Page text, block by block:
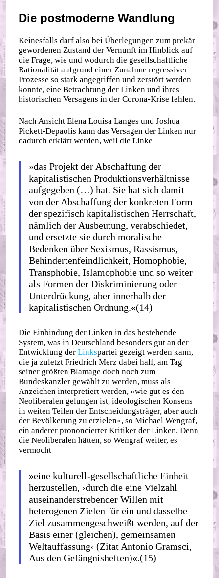
Die postmoderne Wandlung
Keinesfalls darf also bei Überlegungen zum prekär
gewordenen Zustand der Vernunft im Hinblick auf
die Frage, wie und wodurch die gesellschaftliche
Rationalität aufgrund einer Zunahme regressiver
Prozesse so stark angegriffen und zerstört werden
konnte, eine Betrachtung der Linken und ihres
historischen Versagens in der Corona‐​Krise fehlen.
Nach Ansicht Elena Louisa Langes und Joshua
Pickett‐​Depaolis kann das Versagen der Linken nur
dadurch erklärt werden, weil die Linke
»das Projekt der Abschaffung der
kapitalistischen Produktionsverhältnisse
aufgegeben (…) hat. Sie hat sich damit
von der Abschaffung der konkreten Form
der spezifisch kapitalistischen Herrschaft,
nämlich der Ausbeutung, verabschiedet,
und ersetzte sie durch moralische
Bedenken über Sexismus, Rassismus,
Behindertenfeindlichkeit, Homophobie,
Transphobie, Islamophobie und so weiter
als Formen der Diskriminierung oder
Unterdrückung, aber innerhalb der
kapitalistischen Ordnung.«(14)
Die Einbindung der Linken in das bestehende
System, was in Deutschland besonders gut an der
Entwicklung derLinkspartei gezeigt werden kann,
die ja zuletzt Friedrich Merz dabei half, am Tag
seiner größten Blamage doch noch zum
Bundeskanzler gewählt zu werden, muss als
Anzeichen interpretiert werden, »wie gut es den
Neoliberalen gelungen ist, ideologischen Konsens
in weiten Teilen der Entscheidungsträger, aber auch
der Bevölkerung zu erzielen«, so Michael Wengraf,
ein anderer prononcierter Kritiker der Linken. Denn
die Neoliberalen hätten, so Wengraf weiter, es
vermocht
»eine kulturell‐​gesellschaftliche Einheit
herzustellen, ›durch die eine Vielzahl
auseinanderstrebender Willen mit
heterogenen Zielen für ein und dasselbe
Ziel zusammengeschweißt werden, auf der
Basis einer (gleichen), gemeinsamen
Weltauffassung‹ (Zitat Antonio Gramsci,
Aus den Gefängnisheften)«.(15)